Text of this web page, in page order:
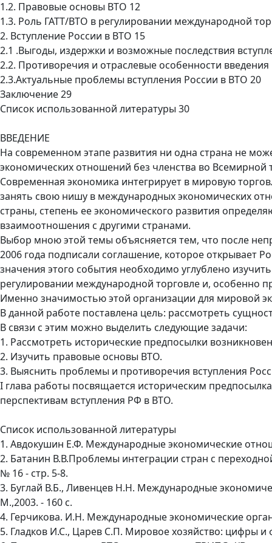
1.2. Правовые основы ВТО 12
1.3. Роль ГАТТ/ВТО в регулировании международной
2. Вступление России в ВТО 15
2.1 .Выгоды, издержки и возможные последствия
2.2. Противоречия и отраслевые особенности
2.3.Актуальные проблемы вступления России в ВТО 20
Заключение 29
Список использованной литературы 30
ВВЕДЕНИЕ
На современном этапе развития ни одна страна не
экономических отношений без членства во Всемирной
Современная экономика интегрирует в мировую
занять свою нишу в международных экономических
страны, степень ее экономического развития
взаимоотношения с другими странами.
Выбор мною этой темы объясняется тем, что после
2006 года подписали соглашение, которое открывает
значения этого события необходимо углублено
регулировании международной торговле и, особенно
Именно значимостью этой организации для мировой
В данной работе поставлена цель: рассмотреть
В связи с этим можно выделить следующие задачи:
1. Рассмотреть исторические предпосылки
2. Изучить правовые основы ВТО.
3. Выяснить проблемы и противоречия вступления
I глава работы посвящается историческим
перспективам вступления РФ в ВТО.
Список использованной литературы
1. Авдокушин Е.Ф. Международные экономические
2. Батанин В.В.Проблемы интеграции стран с
№ 16 - стр. 5-8.
3. Буглай В.Б., Ливенцев Н.Н. Международные
М.,2003. - 160 с.
4. Герчикова. И.Н. Международные экономические
5. Гладков И.С., Царев С.П. Мировое хозяйство: цифры